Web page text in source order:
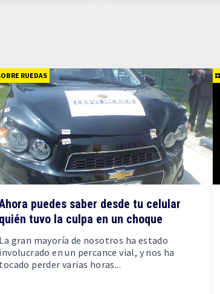
RUEDAS
puedes saber desde tu celular
quién tuvo la culpa en un choque
La gran mayoría de nosotros ha estado
involucrado en un percance vial, y nos ha
tocado perder varias horas...